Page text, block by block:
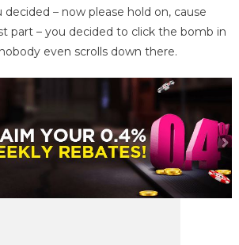
– now please hold on, cause
part – you decided to click the bomb in
even scrolls down there.